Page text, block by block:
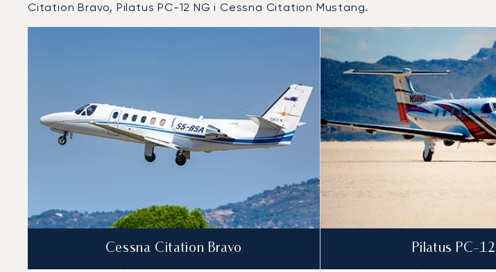
Citation Bravo, Pilatus PC-12 NG i Cessna Citation Mustang.
Międzynarodowy Port Lotniczy Chicago O'Hare : 3 najpopularniejsze modele statków
Cessna Citation Bravo Pilatus PC-